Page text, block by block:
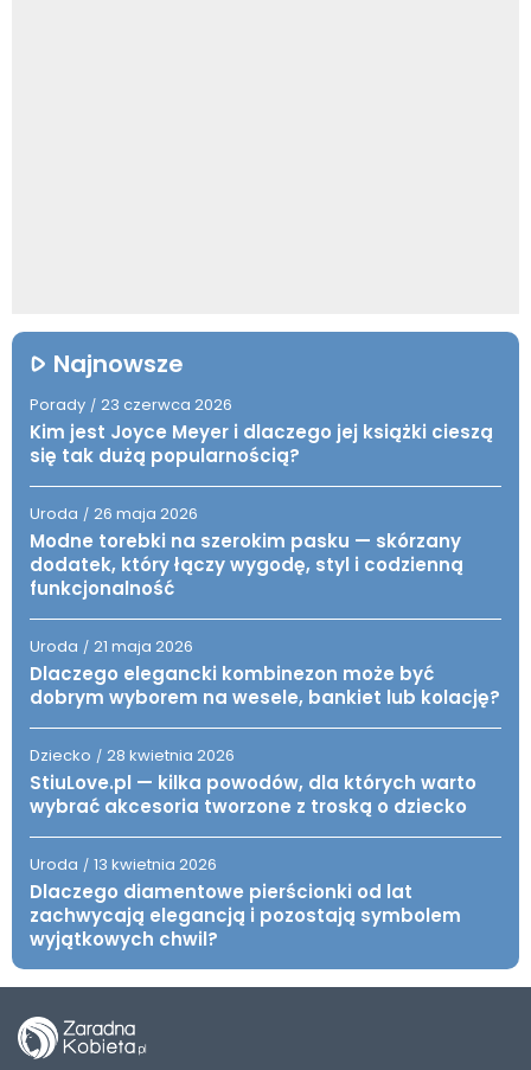
Najnowsze
Porady / 23 czerwca 2026
Kim jest Joyce Meyer i dlaczego jej książki cieszą
się tak dużą popularnością?
Uroda / 26 maja 2026
Modne torebki na szerokim pasku — skórzany
dodatek, który łączy wygodę, styl i codzienną
funkcjonalność
Uroda / 21 maja 2026
Dlaczego elegancki kombinezon może być
dobrym wyborem na wesele, bankiet lub kolację?
Dziecko / 28 kwietnia 2026
StiuLove.pl — kilka powodów, dla których warto
wybrać akcesoria tworzone z troską o dziecko
Uroda / 13 kwietnia 2026
Dlaczego diamentowe pierścionki od lat
zachwycają elegancją i pozostają symbolem
wyjątkowych chwil?